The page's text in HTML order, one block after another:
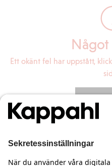
Ett okänt fel har uppstått,